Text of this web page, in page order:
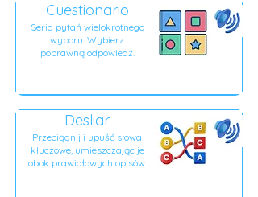
Cuestionario
Seria pytań wielokrotnego
wyboru. Wybierz
poprawną odpowiedź.
Desliar
Przeciągnij i upuść słowa
kluczowe, umieszczając je
obok prawidłowych opisów.